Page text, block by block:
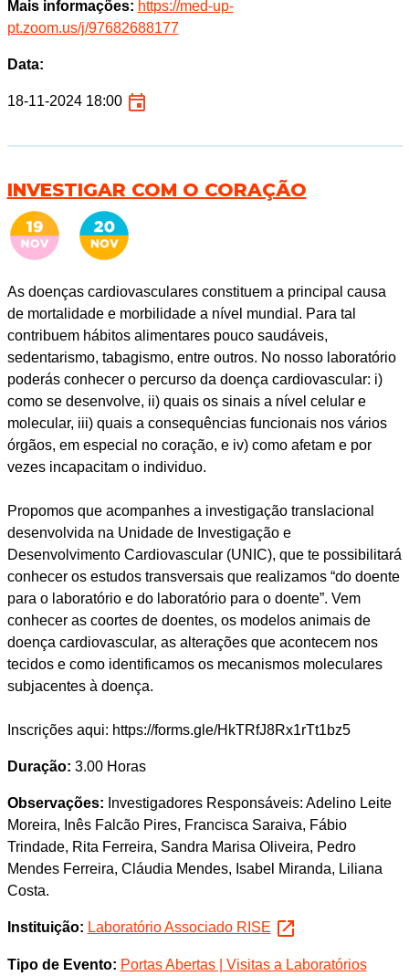
Mais informações: https://med-up-
pt.zoom.us/j/97682688177
Data:
18-11-2024 18:00
INVESTIGAR COM O CORAÇÃO
As doenças cardiovasculares constituem a principal causa
de mortalidade e morbilidade a nível mundial. Para tal
contribuem hábitos alimentares pouco saudáveis,
sedentarismo, tabagismo, entre outros. No nosso laboratório
poderás conhecer o percurso da doença cardiovascular: i)
como se desenvolve, ii) quais os sinais a nível celular e
molecular, iii) quais a consequências funcionais nos vários
órgãos, em especial no coração, e iv) como afetam e por
vezes incapacitam o individuo.
Propomos que acompanhes a investigação translacional
desenvolvida na Unidade de Investigação e
Desenvolvimento Cardiovascular (UNIC), que te possibilitará
conhecer os estudos transversais que realizamos “do doente
para o laboratório e do laboratório para o doente”. Vem
conhecer as coortes de doentes, os modelos animais de
doença cardiovascular, as alterações que acontecem nos
tecidos e como identificamos os mecanismos moleculares
subjacentes à doença.
Inscrições aqui: https://forms.gle/HkTRfJ8Rx1rTt1bz5
Duração: 3.00 Horas
Observações: Investigadores Responsáveis: Adelino Leite
Moreira, Inês Falcão Pires, Francisca Saraiva, Fábio
Trindade, Rita Ferreira, Sandra Marisa Oliveira, Pedro
Mendes Ferreira, Cláudia Mendes, Isabel Miranda, Liliana
Costa.
Instituição: Laboratório Associado RISE
Tipo de Evento: Portas Abertas | Visitas a Laboratórios